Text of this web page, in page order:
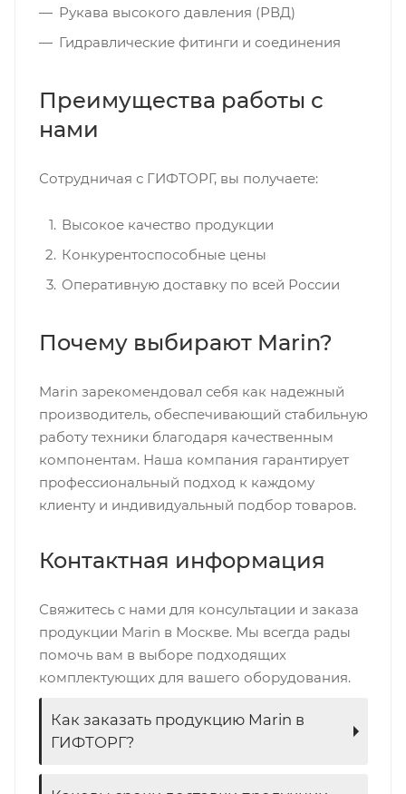
Рукава высокого давления (РВД)
Гидравлические фитинги и соединения
Преимущества работы с
нами
Сотрудничая с ГИФТОРГ, вы получаете:
Высокое качество продукции
Конкурентоспособные цены
Оперативную доставку по всей России
Почему выбирают Marin?
Marin зарекомендовал себя как надежный
производитель, обеспечивающий стабильную
работу техники благодаря качественным
компонентам. Наша компания гарантирует
профессиональный подход к каждому
клиенту и индивидуальный подбор товаров.
Контактная информация
Свяжитесь с нами для консультации и заказа
продукции Marin в Москве. Мы всегда рады
помочь вам в выборе подходящих
комплектующих для вашего оборудования.
Как заказать продукцию Marin в
ГИФТОРГ?